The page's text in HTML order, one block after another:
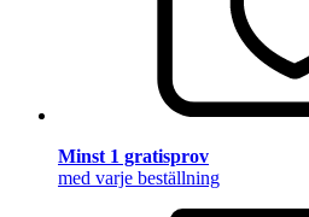
Minst 1 gratisprov
med varje beställning